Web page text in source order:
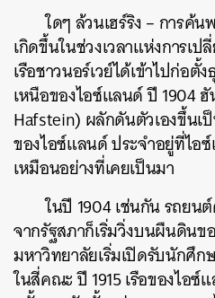
ใดๆ ล้วนเฮร์ริง – การค้
เกิดขึ้นในช่วงเวลาแห่งการเ
เรือชาวนอร์เวย์ได้เข้าไปก่อตั้
เหนือของไอซ์แลนด์ ปี 1904
Hafstein) ผลักดันตัวเองขึ้น
ของไอซ์แลนด์ ประจำอยู่ที่ไอ
เหมือนอย่างที่เคยเป็นมา
ในปี 1904 เช่นกัน รถยน
จากรัฐสภาก็เริ่มวิ่งบนผืนดินข
มหาวิทยาลัยเริ่มเปิดรับนักศึก
ในสี่คณะ ปี 1915 เรือของไอ